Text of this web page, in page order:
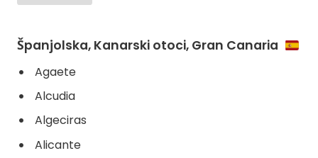
Španjolska, Kanarski otoci, Gran Canaria
Agaete
Alcudia
Algeciras
Alicante